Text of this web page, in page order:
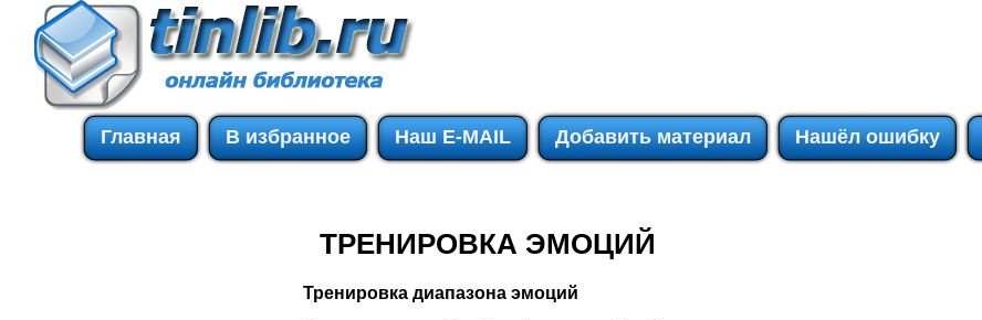
Главная В избранное Наш E-MAIL Добавить материал Нашёл ошибку
ТРЕНИРОВКА ЭМОЦИЙ
Тренировка диапазона эмоций